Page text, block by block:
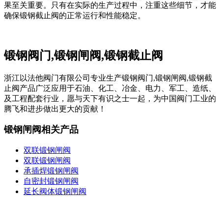
果至关重要。只有在实际的生产过程中，注重这些细节，才能
确保锻钢截止阀的正常运行和性能稳定。
锻钢阀门,锻钢闸阀,锻钢截止阀
浙江以法他阀门有限公司专业生产锻钢阀门,锻钢闸阀,锻钢截
止阀产品广泛应用于石油、化工、冶金、电力、军工、造纸、
及工程配套行业，愿与天下有识之士一起，为中国阀门工业的
腾飞和进步做出更大的贡献！
锻钢闸阀相关产品
双联锻钢闸阀
双联锻钢闸阀
承插焊锻钢闸阀
自密封锻钢闸阀
延长阀体锻钢闸阀